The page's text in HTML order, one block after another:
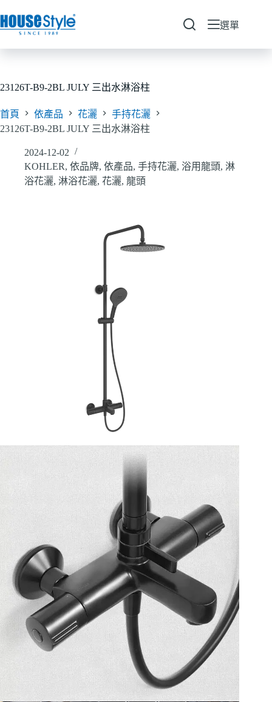
至
要
選單
23126T-B9-2BL JULY 三出水淋浴柱
首頁 依產品 花灑
手持花灑
23126T-B9-2BL JULY 三出水淋浴柱
2024-12-02
KOHLER, 依品牌, 依產品, 手持花灑, 浴用龍頭, 淋
浴花灑, 淋浴花灑, 花灑, 龍頭